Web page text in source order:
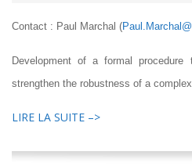
14
Contact : Paul Marchal (
Development of a formal
strengthen the robustness of a
LIRE LA SUITE –>